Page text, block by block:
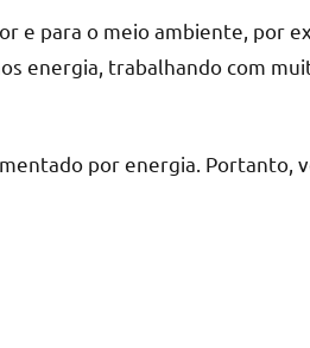
e para o meio ambiente, por
energia, trabalhando com
por energia. Portanto,